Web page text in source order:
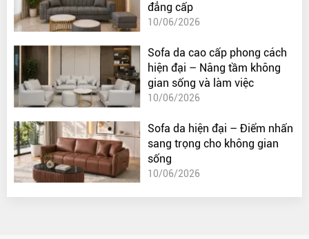
đẳng cấp
10/06/2026
Sofa da cao cấp phong cách
hiện đại – Nâng tầm không
gian sống và làm việc
10/06/2026
Sofa da hiện đại – Điểm nhấn
sang trọng cho không gian
sống
10/06/2026